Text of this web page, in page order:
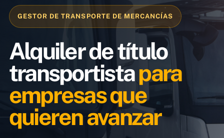
Servicios
Noticias
Contacto
GESTOR DE TRANSPORTE DE MERCANCÍAS
Alquiler de título
transportistapara
empresas que
quieren avanzar